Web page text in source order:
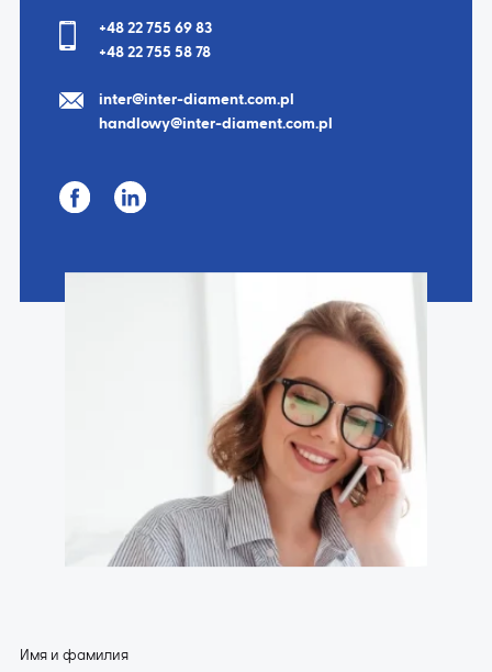
+48 22 755 69 83
+48 22 755 58 78
inter@inter-diament.com.pl
handlowy@inter-diament.com.pl
Имя и фамилия